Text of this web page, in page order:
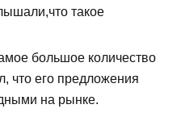
такое
большое количество
что его предложения
на рынке.